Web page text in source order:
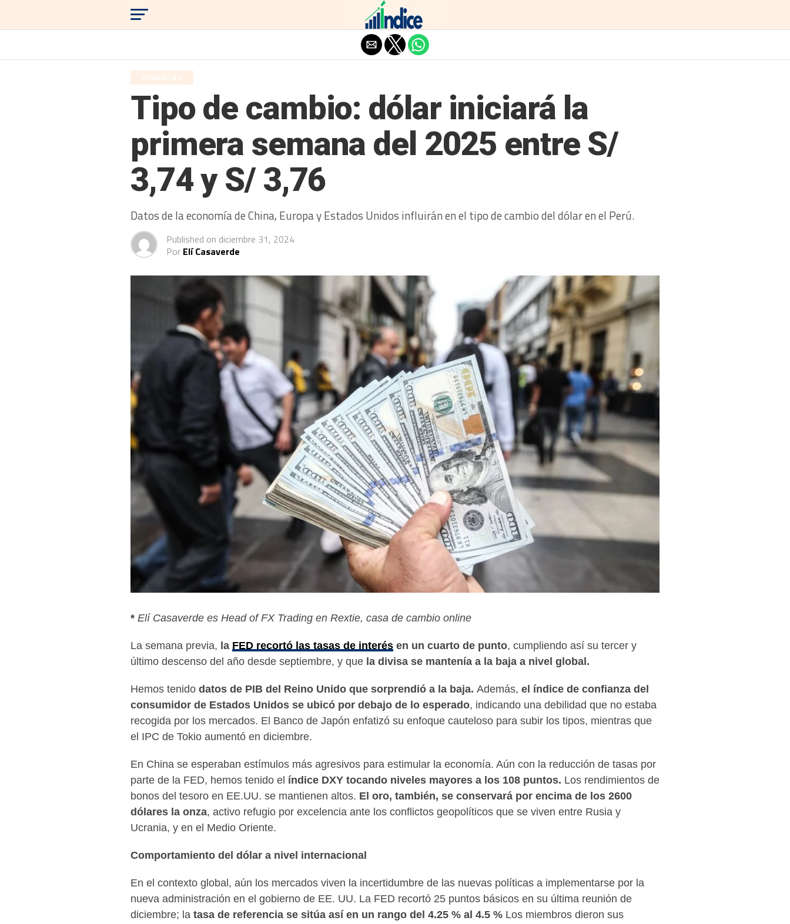
FINANZAS
Tipo de cambio: dólar iniciará la
primera semana del 2025 entre S/
3,74 y S/ 3,76
Datos de la economía de China, Europa y Estados Unidos influirán en el tipo de cambio del dólar en el Perú.
Published on diciembre 31, 2024
Por Elí Casaverde
* Elí Casaverde es Head of FX Trading en Rextie, casa de cambio online
La semana previa, la FED recortó las tasas de interés en un cuarto de punto, cumpliendo así su tercer y
último descenso del año desde septiembre, y que la divisa se mantenía a la baja a nivel global.
Hemos tenido datos de PIB del Reino Unido que sorprend ió a la baja. Además, el índice de confianza del
consumidor de Estados Unidos se ubicó por debajo de lo esperado, indicando una debilidad que no estaba
recogida por los mercados. El Banco de Japón enfatizó su enfoque cauteloso para subir los tipos, mientras que
el IPC de Tokio aumentó en diciembre.
En China se esperaban estímulos más agresivos para estimular la economía. Aún con la reducción de tasas por
parte de la FED, hemos tenido el índice DXY tocando niveles mayores a los 108 puntos. Los rendimientos de
bonos del tesoro en EE.UU. se mantienen altos. El oro, también, se conservará por encima de los 2600
dólares la onza, activo refugio por excelencia ante los conflictos geopolíticos que se viven entre Rusia y
Ucrania, y en el Medio Oriente.
Comportamiento del dólar a nivel internacional
En el contexto global, aún los mercados viven la incertidumbre de las nuevas políticas a implementarse por la
nueva administración en el gobierno de EE. UU. La FED recortó 25 puntos básicos en su última reunión de
diciembre; la tasa de referencia se sitúa así en un rango del 4.25 % al 4.5 % Los miembros dieron sus
Salir de la versión móvil